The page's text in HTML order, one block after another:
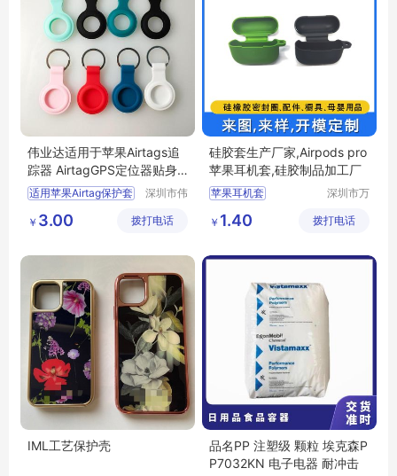
伟业达适用于苹果Airtags追
踪器 AirtagGPS定位器贴身
保护套
适用苹果Airtag保护套
追踪器硅胶挂钩
AirtagGPS定位器贴身真皮保护套
深圳市伟
有限公司
￥ 3.00 拨打电话
硅胶套生产厂家,Airpods pro
苹果耳机套,硅胶制品加工厂
苹果耳机套
硅胶套生产
深圳市万
有限公司
￥ 1.40 拨打电话
IML工艺保护壳
品名PP 注塑级 颗粒 埃克森P
P7032KN 电子电器 耐冲击